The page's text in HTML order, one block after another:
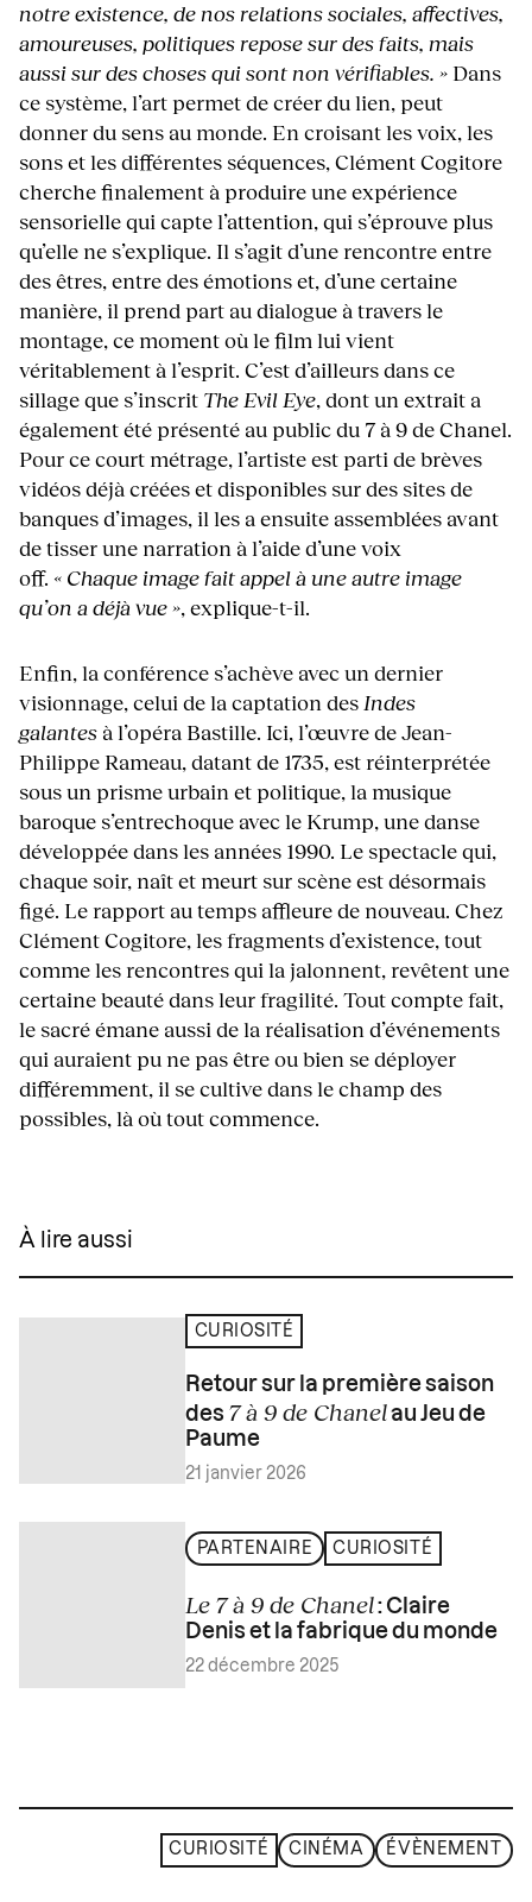
notre existence, de nos relations sociales, affectives,
amoureuses, politiques repose sur des faits, mais
aussi sur des choses qui sont non vérifiables. » Dans
ce système, l’art permet de créer du lien, peut
donner du sens au monde. En croisant les voix, les
sons et les différentes séquences, Clément Cogitore
cherche finalement à produire une expérience
sensorielle qui capte l’attention, qui s’éprouve plus
qu’elle ne s’explique. Il s’agit d’une rencontre entre
des êtres, entre des émotions et, d’une certaine
manière, il prend part au dialogue à travers le
montage, ce moment où le film lui vient
véritablement à l’esprit. C’est d’ailleurs dans ce
sillage que s’inscrit The Evil Eye, dont un extrait a
également été présenté au public du 7 à 9 de Chanel.
Pour ce court métrage, l’artiste est parti de brèves
vidéos déjà créées et disponibles sur des sites de
banques d’images, il les a ensuite assemblées avant
de tisser une narration à l’aide d’une voix
off. « Chaque image fait appel à une autre image
qu’on a déjà vue », explique-t-il.
Enfin, la conférence s’achève avec un dernier
visionnage, celui de la captation des Indes
galantes à l’opéra Bastille. Ici, l’œuvre de Jean-
Philippe Rameau, datant de 1735, est réinterprétée
sous un prisme urbain et politique, la musique
baroque s’entrechoque avec le Krump, une danse
développée dans les années 1990. Le spectacle qui,
chaque soir, naît et meurt sur scène est désormais
figé. Le rapport au temps affleure de nouveau. Chez
Clément Cogitore, les fragments d’existence, tout
comme les rencontres qui la jalonnent, revêtent une
certaine beauté dans leur fragilité. Tout compte fait,
le sacré émane aussi de la réalisation d’événements
qui auraient pu ne pas être ou bien se déployer
différemment, il se cultive dans le champ des
possibles, là où tout commence.
À lire aussi
CURIOSITÉ
Retour sur la première saison
des 7 à 9 de Chanelau Jeu de
Paume
21 janvier 2026
PARTENAIRE CURIOSITÉ
Le 7 à 9 de Chanel: Claire
Denis et la fabrique du monde
22 décembre 2025
CURIOSITÉ CINÉMA ÉVÈNEMENT